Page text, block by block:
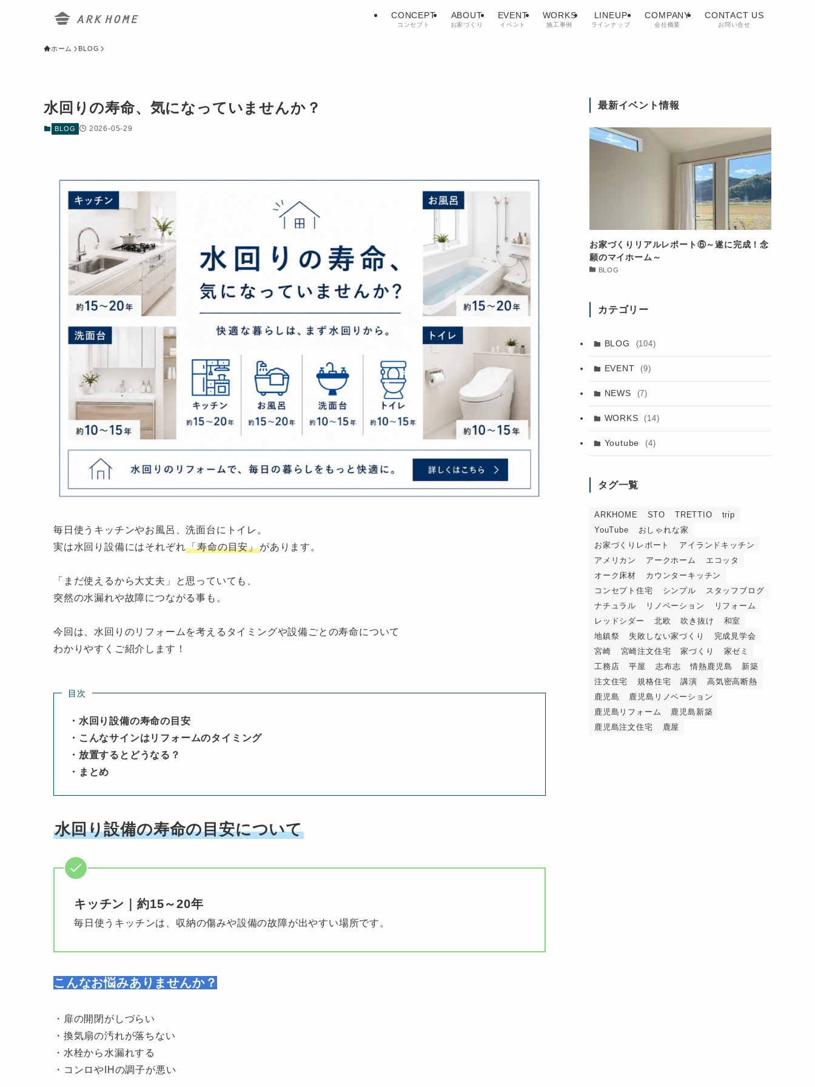
CONCEPT
コンセプト
ABOUT
お家づくり
EVENT
イベント
WORKS
施工事例
LINEUP
ラインナップ
COMPANY
会社概要
CONTACT US
お問い合せ
ホーム BLOG
水回りの寿命、気になっていませんか？
BLOG 2026-05-29
毎日使うキッチンやお風呂、洗面台にトイレ。
実は水回り設備にはそれぞれ「寿命の目安」があります。
「まだ使えるから大丈夫」と思っていても、
突然の水漏れや故障につながる事も。
今回は、水回りのリフォームを考えるタイミングや設備ごとの寿命について
わかりやすくご紹介します！
目次
・水回り設備の寿命の目安
・こんなサインはリフォームのタイミング
・放置するとどうなる？
・まとめ
水回り設備の寿命の目安について
キッチン｜約15～20年
毎日使うキッチンは、収納の傷みや設備の故障が出やすい場所です。
こんなお悩みありませんか？
・扉の開閉がしづらい
・換気扇の汚れが落ちない
・水栓から水漏れする
・コンロやIHの調子が悪い
最新イベント情報
お家づくりリアルレポート⑥～遂に完成！念
願のマイホーム～
BLOG
カテゴリー
BLOG (104)
EVENT (9)
NEWS (7)
WORKS (14)
Youtube (4)
タグ一覧
ARKHOME STO TRETTIO
trip
YouTube
おしゃれな家
お家づくりレポート
アイランドキッチン
アメリカン
アークホーム
エコッタ
オーク床材
カウンターキッチン
コンセプト住宅
シンプル
スタッフブログ
ナチュラル
リノベーション
リフォーム
レッドシダー
北欧 吹き抜け
和室
地鎮祭
失敗しない家づくり
完成見学会
宮崎
宮崎注文住宅 家づくり
家ゼミ
工務店
平屋 志布志 情熱鹿児島
新築
注文住宅
規格住宅 講演
高気密高断熱
鹿児島
鹿児島リノベーション
鹿児島リフォーム
鹿児島新築
鹿児島注文住宅
鹿屋